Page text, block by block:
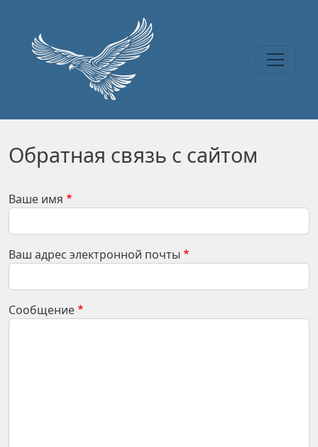
Обратная связь с сайтом
Ваше имя
Ваш адрес электронной почты
Сообщение